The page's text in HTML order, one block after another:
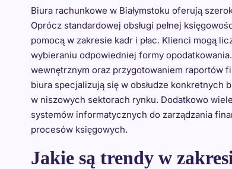
Biura rachunkowe w Białymstoku oferują
Oprócz standardowej obsługi pełnej
pomocą w zakresie kadr i płac. Klienci mogą
wybieraniu odpowiedniej formy
wewnętrznym oraz przygotowaniem raportów
biura specjalizują się w obsłudze konkretnych
w niszowych sektorach rynku. Dodatkowo
systemów informatycznych do zarządzania
procesów księgowych.
Jakie są trendy w